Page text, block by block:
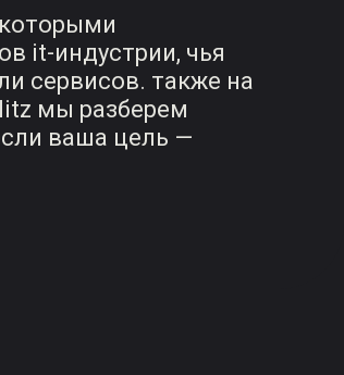
it-индустрии, чья
сервисов. также на
мы разберем
ваша цель —